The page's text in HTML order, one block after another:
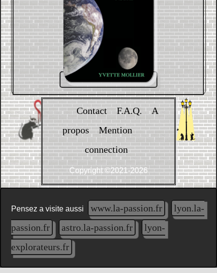
Contact F.A.Q.
A
propos
Mention
connection
Copyright ©2021-2026
Pensez a visite aussi www.la-passion.fr
lyon.la-
passion.fr
astro.la-passion.fr
lyon-
explorateurs.fr